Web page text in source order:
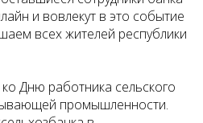
и вовлекут в это событие
всех жителей республики
Дню работника сельского
промышленности.